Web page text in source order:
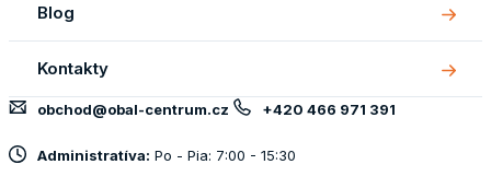
O
nás
Blog
Kontakty
obchod@obal-centrum.cz +420 466 971 391
Administratíva: Po - Pia: 7:00 - 15:30